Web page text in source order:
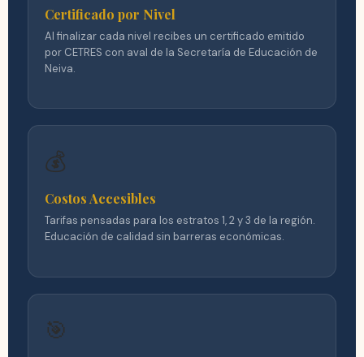
Certificado por Nivel
Al finalizar cada nivel recibes un certificado emitido
por CETRES con aval de la Secretaría de Educación de
Neiva.
💰
Costos Accesibles
Tarifas pensadas para los estratos 1, 2 y 3 de la región.
Educación de calidad sin barreras económicas.
🎯